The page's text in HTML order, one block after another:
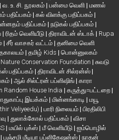
| வ. உ. சி. நூலகம் | பன்மை வெளி | மணல்
பதிப்பகம் | கல் விளக்கு பதிப்பகம் |
பதிப்பகம்| நடுகல் பதிப்பகம் |
| ரிதம் வெளியீடு | திராவிடன் ஸ்டாக் | Rupa
| சீர் வாசகர் வட்டம் | தனிமை வெளி
| தமிழ் Kids | பொன்னுலகம்
Nature Conservation Foundation | சுவடு
பதிப்பகம்| திராவிடன் சில்ரன்ஸ் |
| ஆல் சில்ட்ரன் பப்ளிஷிங் | காரா
Random House India | கருத்து=பட்டறை |
இயக்கம் | மின்னங்காடி | மயூ
Veliyeedu) | பாரி நிலையம் | பிரதிலிபி
| துலாக்கோல் பதிப்பகம் | விசா
| மயில் புக்ஸ் | மீ வெளியீடு | ஐம்பொழில்
| பஞ்சமி மீடியா பப்ளிகேஷன்ஸ் | நாதன்